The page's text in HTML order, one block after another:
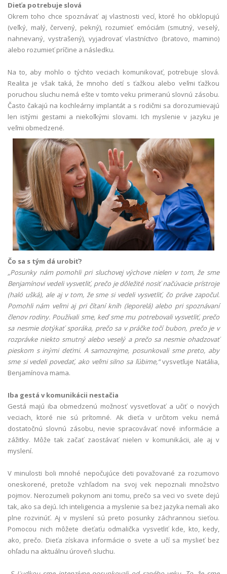
Dieťa potrebuje slová
Okrem toho chce spoznávať aj vlastnosti vecí, ktoré ho obklopujú
(veľký, malý, červený, pekný), rozumieť emóciám (smutný, veselý,
nahnevaný, vystrašený), vyjadrovať vlastníctvo (bratovo, mamino)
alebo rozumieť príčine a následku.
Na to, aby mohlo o týchto veciach komunikovať, potrebuje slová.
Realita je však taká, že mnoho detí s ťažkou alebo veľmi ťažkou
poruchou sluchu nemá ešte v tomto veku primeranú slovnú zásobu.
Často čakajú na kochleárny implantát a s rodičmi sa dorozumievajú
len istými gestami a niekoľkými slovami. Ich myslenie v jazyku je
veľmi obmedzené.
Čo sa s tým dá urobiť?
„Posunky nám pomohli pri sluchovej výchove nielen v tom, že sme
Benjamínovi vedeli vysvetliť, prečo je dôležité nosiť načúvacie prístroje
(haló ušká), ale aj v tom, že sme si vedeli vysvetliť, čo práve započul.
Pomohli nám veľmi aj pri čítaní kníh (leporelá) alebo pri spoznávaní
členov rodiny. Používali sme, keď sme mu potrebovali vysvetliť, prečo
sa nesmie dotýkať sporáka, prečo sa v práčke točí bubon, prečo je v
rozprávke niekto smutný alebo veselý a prečo sa nesmie ohadzovať
pieskom s inými deťmi. A samozrejme, posunkovali sme preto, aby
sme si vedeli povedať, ako veľmi silno sa ľúbime,“vysvetľuje Natália,
Benjamínova mama.
Iba gestá v komunikácii nestačia
Gestá majú iba obmedzenú možnosť vysvetľovať a učiť o nových
veciach, ktoré nie sú prítomné. Ak dieťa v určitom veku nemá
dostatočnú slovnú zásobu, nevie spracovávať nové informácie a
zážitky. Môže tak začať zaostávať nielen v komunikácii, ale aj v
myslení.
V minulosti boli mnohé nepočujúce deti považované za rozumovo
oneskorené, pretože vzhľadom na svoj vek nepoznali množstvo
pojmov. Nerozumeli pokynom ani tomu, prečo sa veci vo svete dejú
tak, ako sa dejú. Ich inteligencia a myslenie sa bez jazyka nemali ako
plne rozvinúť. Aj v myslení sú preto posunky záchrannou sieťou.
Pomocou nich môžete dieťaťu odmalička vysvetliť kde, kto, kedy,
ako, prečo. Dieťa získava informácie o svete a učí sa myslieť bez
ohľadu na aktuálnu úroveň sluchu.